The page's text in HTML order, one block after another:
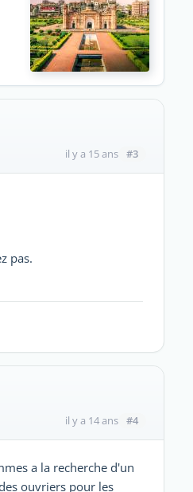
il y a 15 ans #3
pas.
il y a 14 ans #4
a la recherche d'un
ouvriers pour les